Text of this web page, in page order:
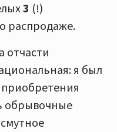
3 (!)
распродаже.
отчасти
я был
обрывочные